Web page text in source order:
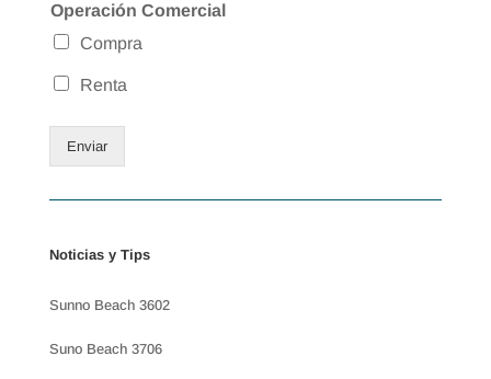
Operación Comercial
Compra
Renta
Enviar
Noticias y Tips
Sunno Beach 3602
Suno Beach 3706